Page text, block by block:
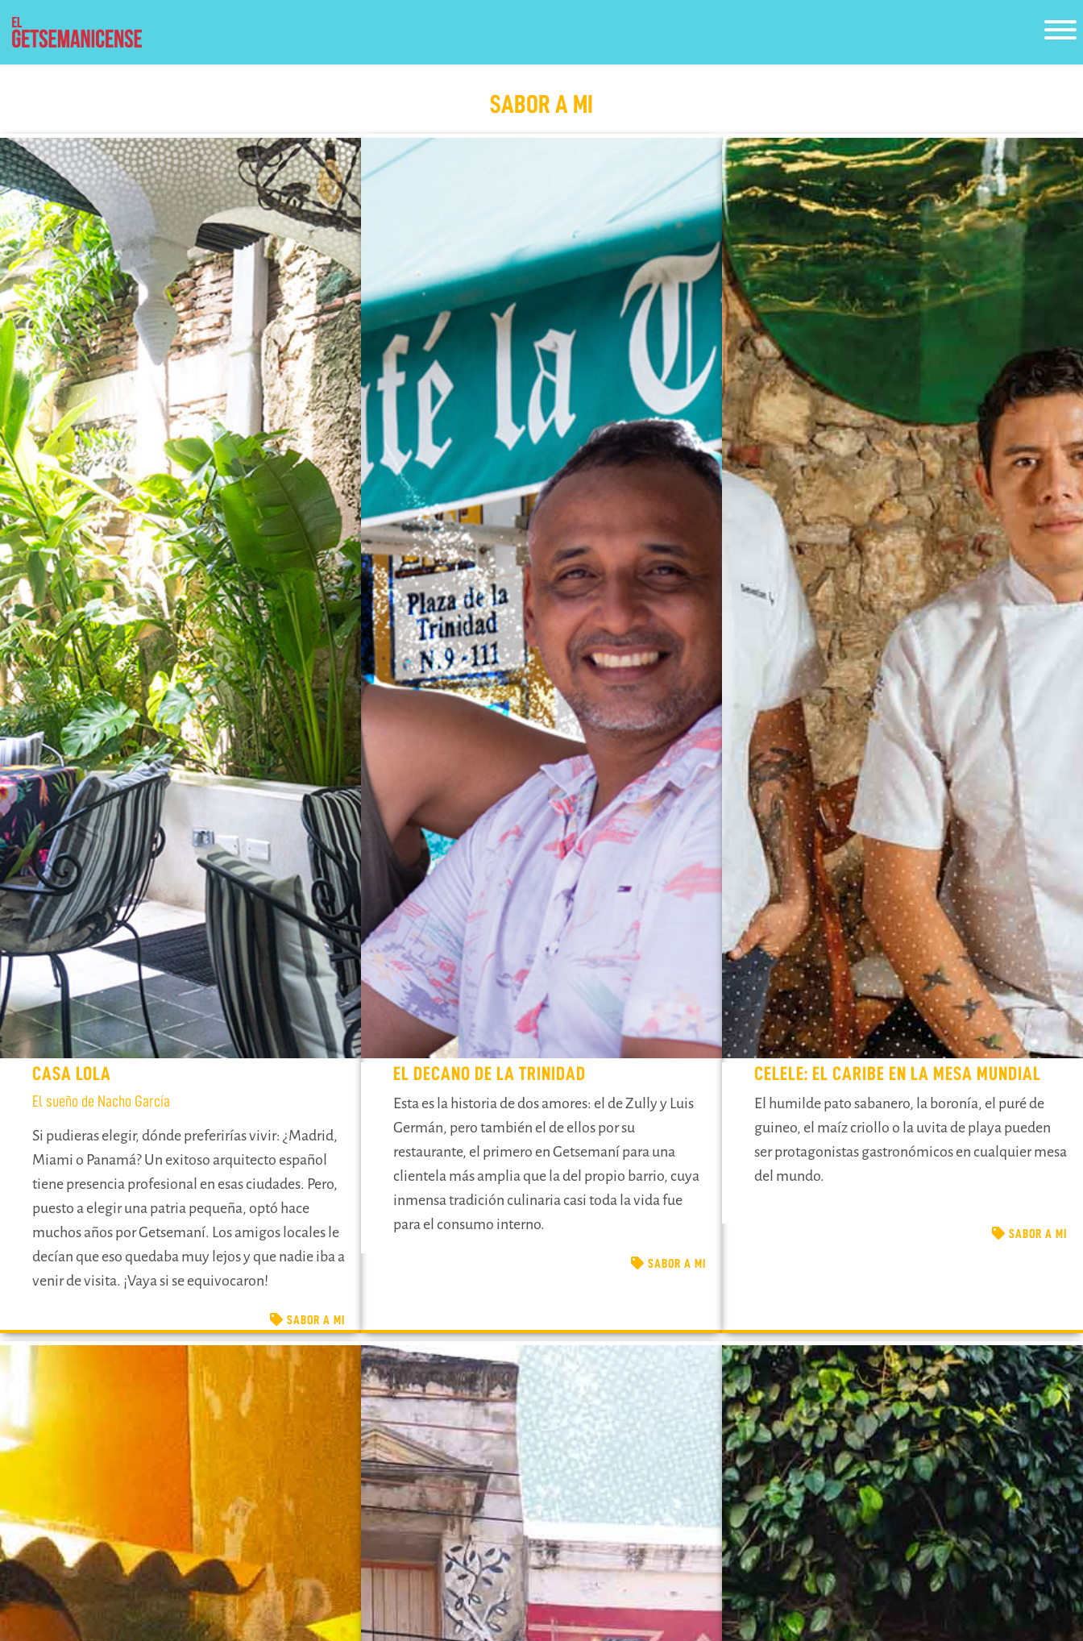
SABOR A MI
CASA LOLA
El sueño de Nacho García
Si pudieras elegir, dónde preferirías vivir: ¿Madrid,
Miami o Panamá? Un exitoso arquitecto español
tiene presencia profesional en esas ciudades. Pero,
puesto a elegir una patria pequeña, optó hace
muchos años por Getsemaní. Los amigos locales le
decían que eso quedaba muy lejos y que nadie iba a
venir de visita. ¡Vaya si se equivocaron!
SABOR A MI
EL DECANO DE LA TRINIDAD
Esta es la historia de dos amores: el de Zully y Luis
Germán, pero también el de ellos por su
restaurante, el primero en Getsemaní para una
clientela más amplia que la del propio barrio, cuya
inmensa tradición culinaria casi toda la vida fue
para el consumo interno.
SABOR A MI
CELELE: EL CARIBE EN LA MESA MUNDIAL
El humilde pato sabanero, la boronía, el puré de
guineo, el maíz criollo o la uvita de playa pueden
ser protagonistas gastronómicos en cualquier mesa
del mundo.
SABOR A MI